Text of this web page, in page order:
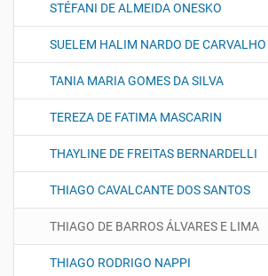
STÉFANI DE ALMEIDA ONESKO
SUELEM HALIM NARDO DE CARVALHO
TANIA MARIA GOMES DA SILVA
TEREZA DE FATIMA MASCARIN
THAYLINE DE FREITAS BERNARDELLI
THIAGO CAVALCANTE DOS SANTOS
THIAGO DE BARROS ÁLVARES E LIMA
THIAGO RODRIGO NAPPI